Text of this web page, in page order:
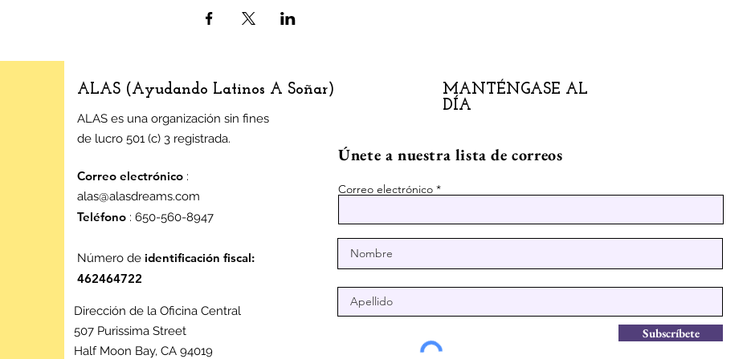
ALAS (Ayudando Latinos A Soñar)
ALAS es una organización sin fines
de lucro 501 (c) 3 registrada.
Correo electrónico :
alas@alasdreams.com
Teléfono : 650-560-8947
Número de identificación fiscal:
462464722
Dirección de la Oficina Central
507 Purissima Street
Half Moon Bay, CA 94019
MANTÉNGASE AL
DÍA
Únete a nuestra lista de correos
Correo electrónico
Subscríbete